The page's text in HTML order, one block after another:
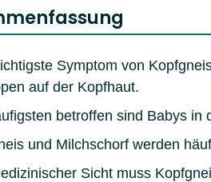
Symptom von
auf der Kopfhaut.
betroffen sind Babys in
und Milchschorf werden
Sicht muss